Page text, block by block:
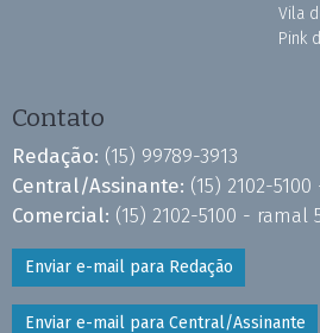
Vila
Pink
Contato
Redação: (15) 99789-3913
Central/Assinante: (15) 2102-
Comercial: (15) 2102-5100 - ramal
Enviar e-mail para Redação
Enviar e-mail para Central/Assinante